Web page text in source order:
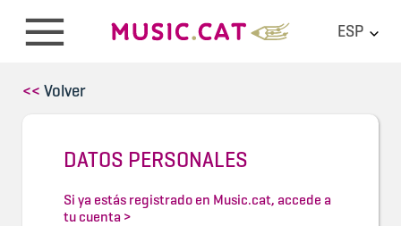
ESP
<< Volver
DATOS PERSONALES
Si ya estás registrado en Music.cat, accede a
tu cuenta >